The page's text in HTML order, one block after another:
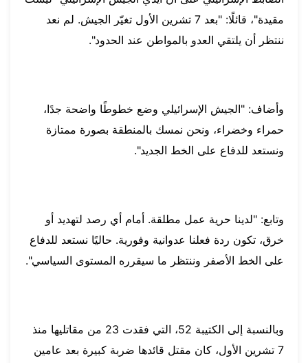
مقيدة"، قائلًا: "بعد 7 تشرين الأول تغيّر الجيش. لم نعد
ننتظر أن يلتقي العدو بالمواطن عند الحدود".
وأضاف: "الجيش الإسرائيلي وضع خطوطًا واضحة جدًا،
حمراء وخضراء، ونحن نمسك بالمنطقة بصورة ممتازة
ونستعد للدفاع على الخط الجديد".
وتابع: "لدينا حرية عمل مطلقة. أمام أي رصد لتهديد أو
خرق، تكون ردة فعلنا عدوانية وفورية. حاليًا نستعد للدفاع
على الخط الأصفر وننتظر ما سيقرره المستوى السياسي".
وبالنسبة إلى الكتيبة 52، التي فقدت 23 من مقاتليها منذ
7 تشرين الأول، كان مقتل قائدها ضربة كبيرة بعد عامين